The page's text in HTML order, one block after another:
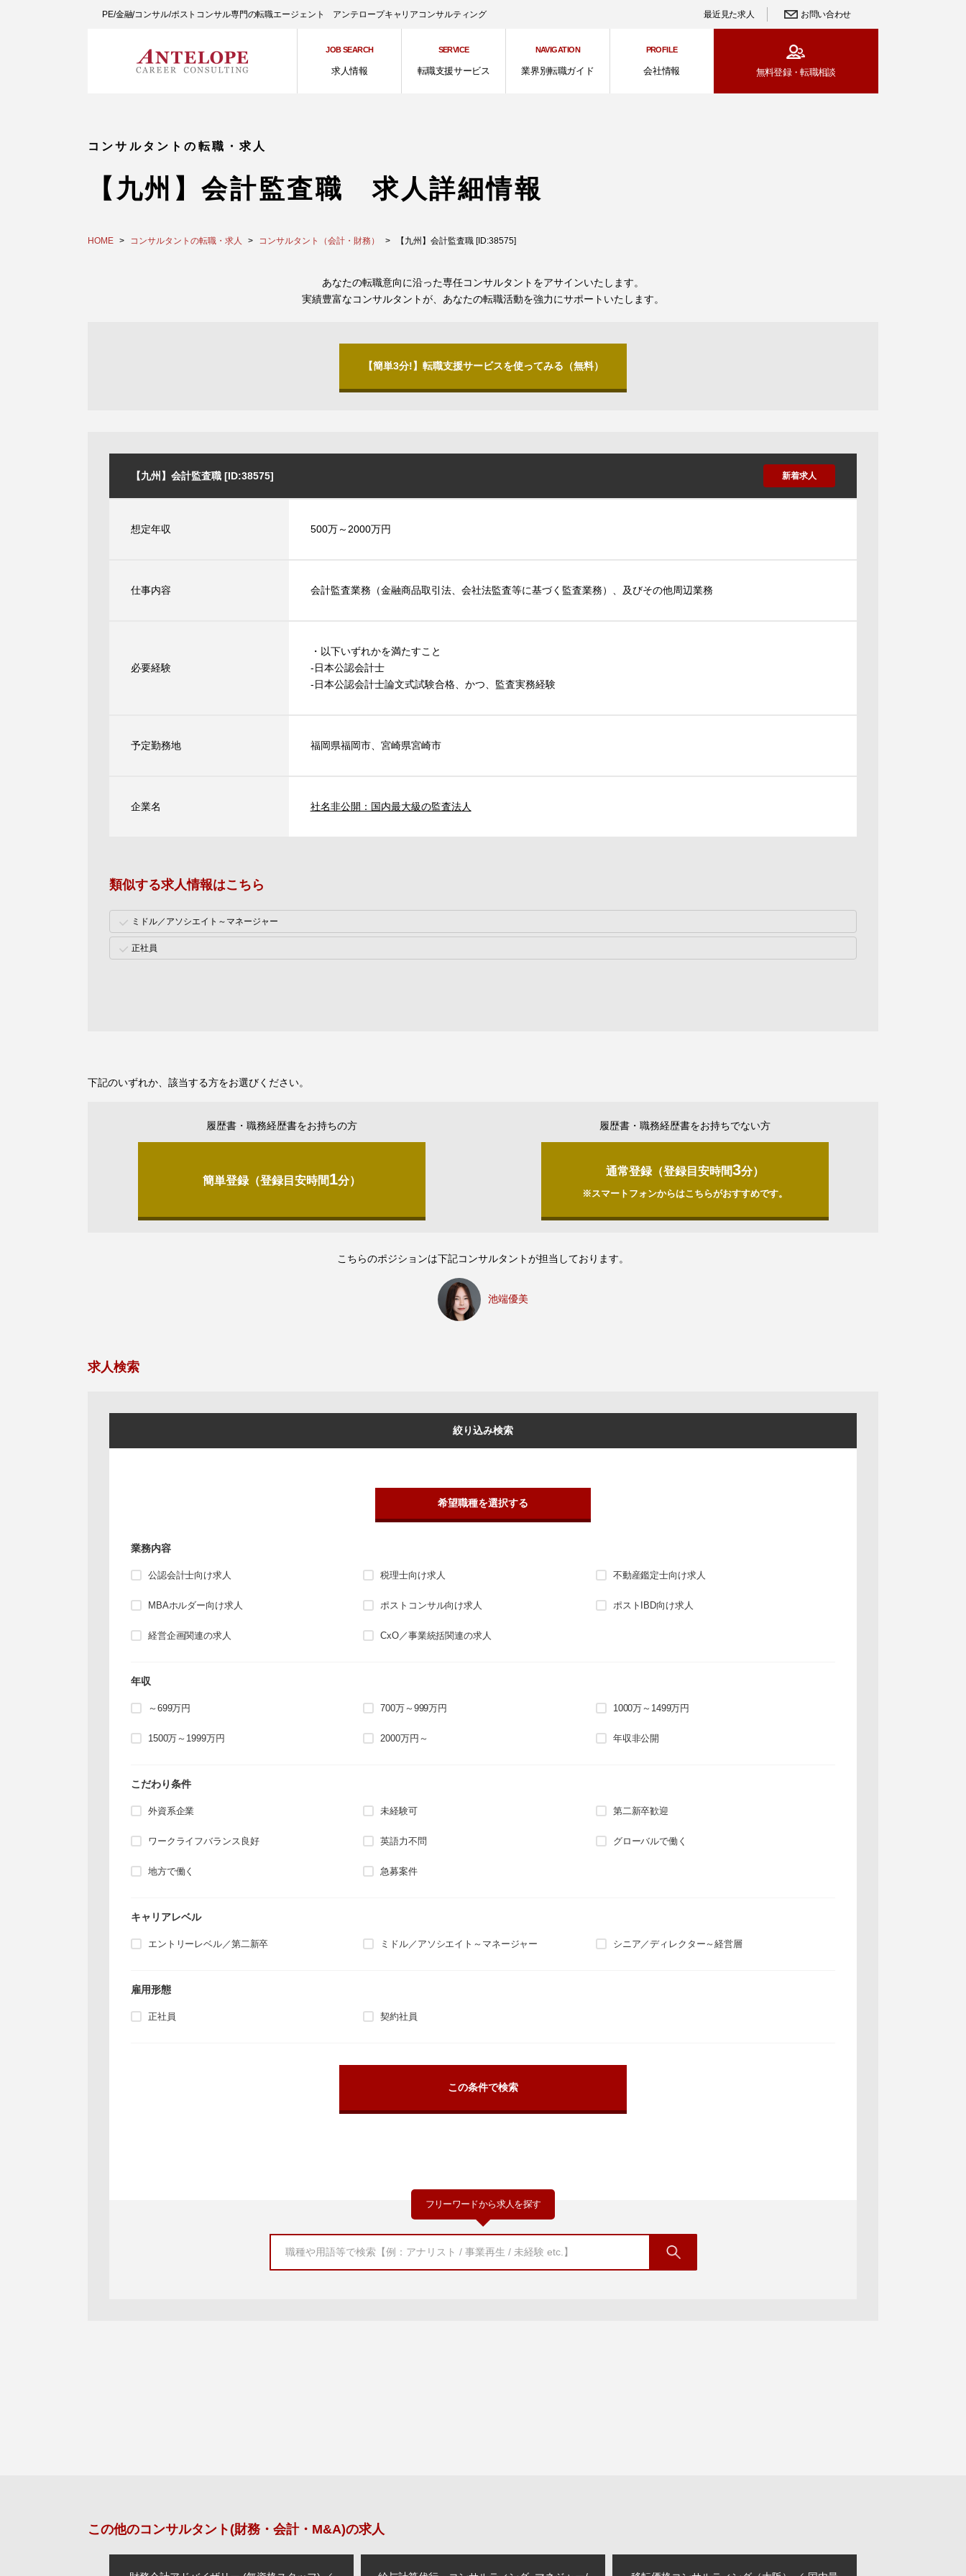
PE/金融/コンサル/ポストコンサル専門の転職エージェント アンテロープキャリアコンサルティング 最近見た求人 お問い合わせ
JOB SEARCH
求人情報
SERVICE
転職支援サービス
NAVIGATION
業界別転職ガイド
PROFILE
会社情報 無料登録・転職相談
コンサルタントの転職・求人
【九州】会計監査職 求人詳細情報
HOME コンサルタントの転職・求人 コンサルタント（会計・財務） 【九州】会計監査職 [ID:38575]
あなたの転職意向に沿った専任コンサルタントをアサインいたします。
実績豊富なコンサルタントが、あなたの転職活動を強力にサポートいたします。
【簡単3分!】転職支援サービスを使ってみる（無料）
【九州】会計監査職 [ID:38575] 新着求人
想定年収 500万～2000万円
仕事内容 会計監査業務（金融商品取引法、会社法監査等に基づく監査業務）、及びその他周辺業務
必要経験
・以下いずれかを満たすこと
‐日本公認会計士
‐日本公認会計士論文式試験合格、かつ、監査実務経験
予定勤務地 福岡県福岡市、宮崎県宮崎市
企業名 社名非公開：国内最大級の監査法人
類似する求人情報はこちら
ミドル／アソシエイト～マネージャー
正社員
下記のいずれか、該当する方をお選びください。
履歴書・職務経歴書をお持ちの方
簡単登録（登録目安時間1分）
履歴書・職務経歴書をお持ちでない方
通常登録（登録目安時間3分）
※スマートフォンからはこちらがおすすめです。
こちらのポジションは下記コンサルタントが担当しております。
池端優美
求人検索
絞り込み検索
希望職種を選択する
業務内容
公認会計士向け求人 税理士向け求人 不動産鑑定士向け求人
MBAホルダー向け求人 ポストコンサル向け求人 ポストIBD向け求人
経営企画関連の求人 CxO／事業統括関連の求人
年収
～699万円 700万～999万円 1000万～1499万円
1500万～1999万円 2000万円～ 年収非公開
こだわり条件
外資系企業 未経験可 第二新卒歓迎
ワークライフバランス良好 英語力不問 グローバルで働く
地方で働く 急募案件
キャリアレベル
エントリーレベル／第二新卒 ミドル／アソシエイト～マネージャー シニア／ディレクター～経営層
雇用形態
正社員 契約社員
フリーワードから求人を探す
この他のコンサルタント(財務・会計・M&A)の求人